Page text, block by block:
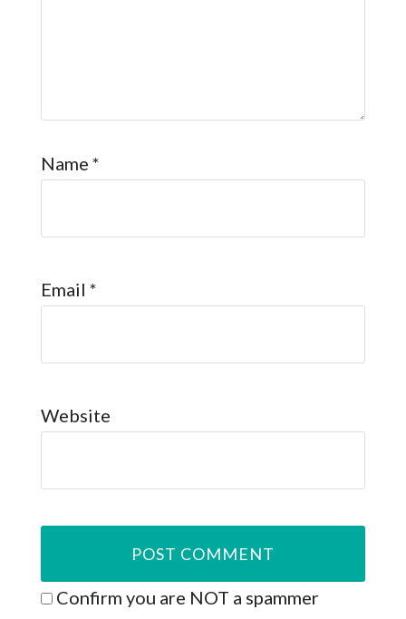
Name *
Email *
Website
Confirm you are NOT a spammer